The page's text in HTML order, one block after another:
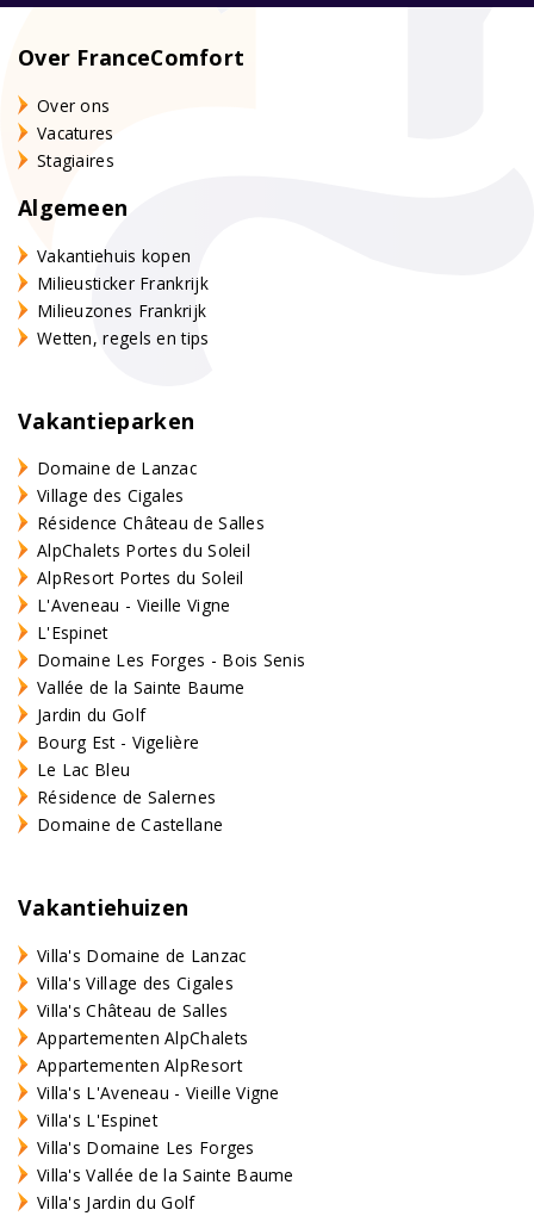
Over FranceComfort
Over ons
Vacatures
Stagiaires
Algemeen
Vakantiehuis kopen
Milieusticker Frankrijk
Milieuzones Frankrijk
Wetten, regels en tips
Vakantieparken
Domaine de Lanzac
Village des Cigales
Résidence Château de Salles
AlpChalets Portes du Soleil
AlpResort Portes du Soleil
L'Aveneau - Vieille Vigne
L'Espinet
Domaine Les Forges - Bois Senis
Vallée de la Sainte Baume
Jardin du Golf
Bourg Est - Vigelière
Le Lac Bleu
Résidence de Salernes
Domaine de Castellane
Vakantiehuizen
Villa's Domaine de Lanzac
Villa's Village des Cigales
Villa's Château de Salles
Appartementen AlpChalets
Appartementen AlpResort
Villa's L'Aveneau - Vieille Vigne
Villa's L'Espinet
Villa's Domaine Les Forges
Villa's Vallée de la Sainte Baume
Villa's Jardin du Golf